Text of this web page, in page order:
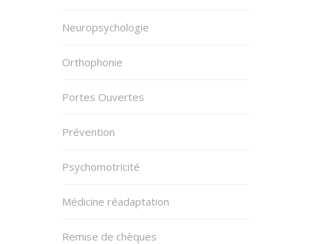
Neuropsychologie
Orthophonie
Portes Ouvertes
Prévention
Psychomotricité
Médicine réadaptation
Remise de chèques